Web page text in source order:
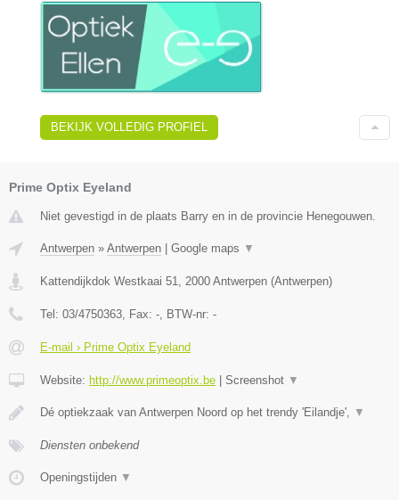
BEKIJK VOLLEDIG PROFIEL
Prime Optix Eyeland
Niet gevestigd in de plaats Barry en in de provincie Henegouwen.
Antwerpen » Antwerpen Google maps ▼
Kattendijkdok Westkaai 51, 2000 Antwerpen (Antwerpen)
Tel: 03/4750363, Fax: -, BTW-nr: -
E-mail › Prime Optix Eyeland
Website: http://www.primeoptix.be Screenshot ▼
Dé optiekzaak van Antwerpen Noord op het trendy 'Eilandje', ▼
Diensten onbekend
Openingstijden ▼